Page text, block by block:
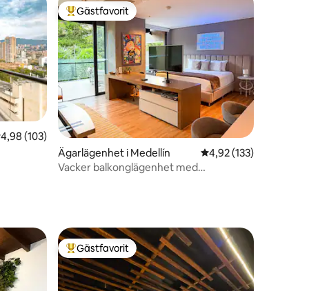
av 5 i genomsnittligt betyg, 103 omdömen
4,98 (103)
Populär gästfavorit
Gästfavorit
Ägarlägenhet i Medellín 4,92 av 5 i
4,92 (133)
Vacker balkonglägenhet med
Populär gästfavorit
Gästfavorit